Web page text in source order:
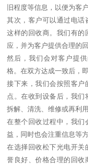
旧程度等信息，以便为客
其次，客户可以通过电
这样的回收商。我们有的
应，并为客户提供合理的
然后，我们会对客户提
格。在双方达成一致后，
接下来，我们会按照客
点。在收到设备后，我
拆解、清洗、维修或再利用
在整个回收过程中，我们
益，同时也会注重信息等
在选择回收松下光电开关
誉良好、价格合理的回收